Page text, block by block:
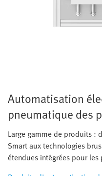
Automatisation
pneumatique des
Large gamme de produits :
Smart aux technologies
étendues intégrées pour